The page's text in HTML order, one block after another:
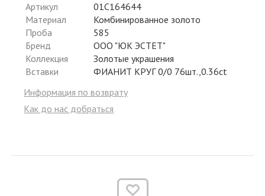
Артикул
01С164644
Материал
Комбинированное золото
Проба
585
Бренд
ООО "ЮК ЭСТЕТ"
Коллекция
Золотые украшения
Вставки
ФИАНИТ КРУГ 0/0 76шт.,0.36ct
Информация по возврату
Как до нас добраться